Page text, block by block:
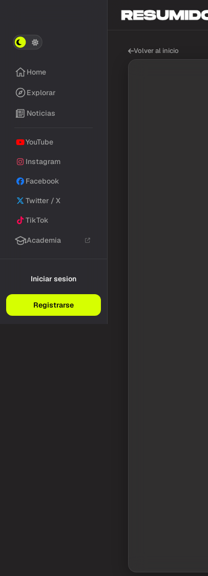
Home
Explorar
Noticias
YouTube
Instagram
Facebook
Twitter / X
TikTok
Academia
Iniciar sesion
Registrarse
Volver al inicio